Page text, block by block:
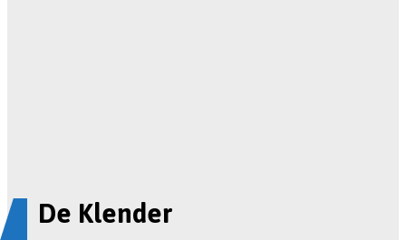
De Klender